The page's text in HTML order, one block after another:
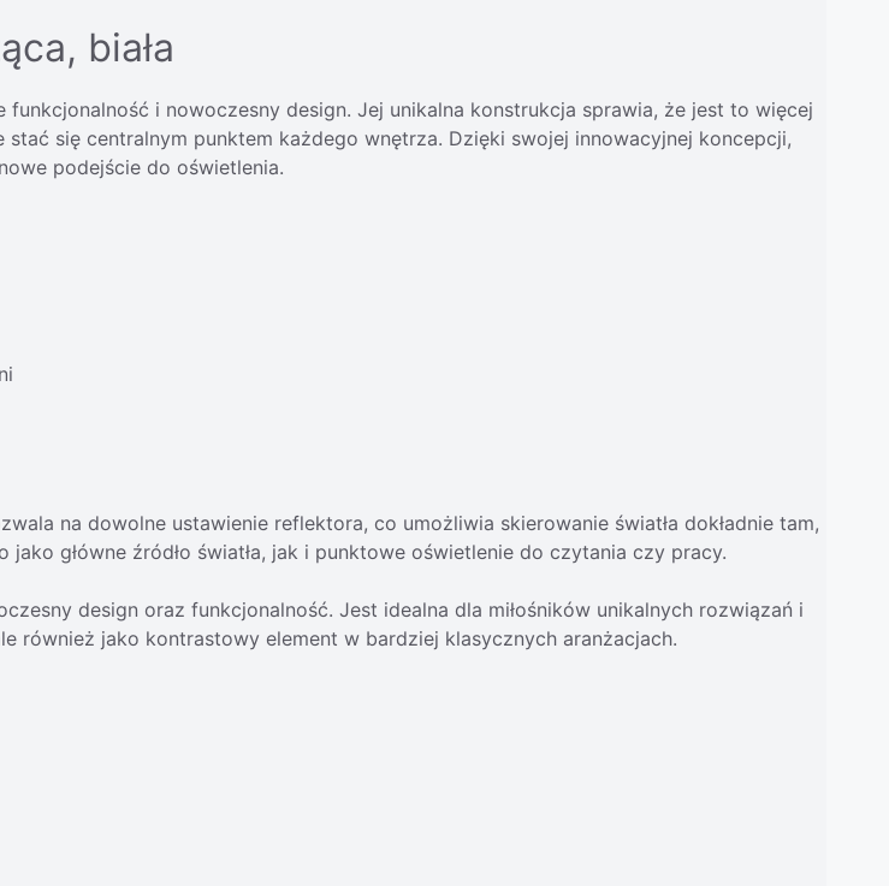
biała
i nowoczesny design. Jej unikalna konstrukcja sprawia, że jest to więcej
się centralnym punktem każdego wnętrza. Dzięki swojej innowacyjnej koncepcji,
podejście do oświetlenia.
na dowolne ustawienie reflektora, co umożliwia skierowanie światła dokładnie tam,
główne źródło światła, jak i punktowe oświetlenie do czytania czy pracy.
design oraz funkcjonalność. Jest idealna dla miłośników unikalnych rozwiązań i
również jako kontrastowy element w bardziej klasycznych aranżacjach.